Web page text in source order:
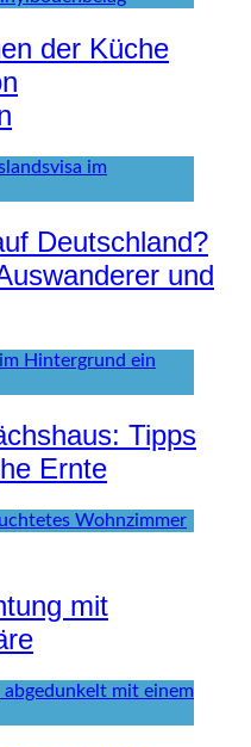
der Küche
Deutschland?
und
Tipps
Ernte
mit